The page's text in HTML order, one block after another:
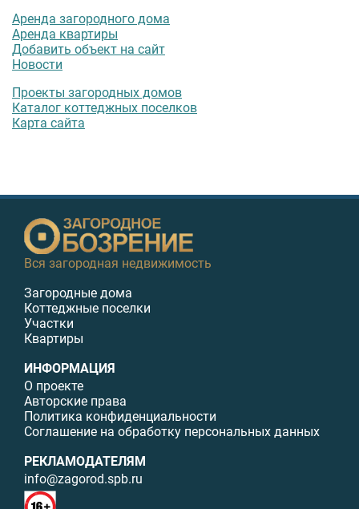
Аренда загородного дома
Аренда квартиры
Добавить объект на сайт
Новости
Проекты загородных домов
Каталог коттеджных поселков
Карта сайта
Вся загородная недвижимость
Загородные дома
Коттеджные поселки
Участки
Квартиры
ИНФОРМАЦИЯ
О проекте
Авторские права
Политика конфиденциальности
Соглашение на обработку персональных данных
РЕКЛАМОДАТЕЛЯМ
info@zagorod.spb.ru